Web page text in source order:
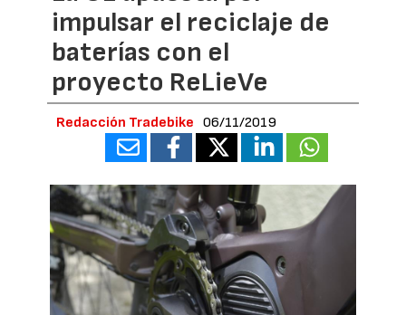
impulsar el reciclaje de
baterías con el
proyecto ReLieVe
Redacción Tradebike 06/11/2019